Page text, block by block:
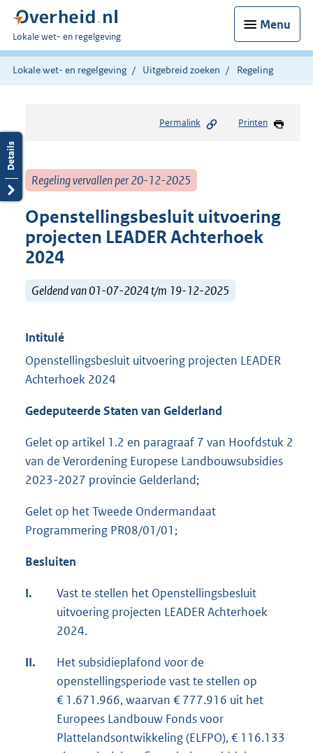
Menu
U
bent
hier:
Lokale wet- en regelgeving
Lokale wet- en regelgeving Uitgebreid zoeken Regeling
Permalink Printen
Regeling vervallen per 20-12-2025
Openstellingsbesluit uitvoering
projecten LEADER Achterhoek
2024
Geldend van 01-07-2024 t/m 19-12-2025
Intitulé
Openstellingsbesluit uitvoering projecten LEADER
Achterhoek 2024
Gedeputeerde Staten van Gelderland
Gelet op artikel 1.2 en paragraaf 7 van Hoofdstuk 2
van de Verordening Europese Landbouwsubsidies
2023-2027 provincie Gelderland;
Gelet op het Tweede Ondermandaat
Programmering PR08/01/01;
Besluiten
I.
Vast te stellen het Openstellingsbesluit
uitvoering projecten LEADER Achterhoek
2024.
II.
Het subsidieplafond voor de
openstellingsperiode vast te stellen op
€ 1.671.966, waarvan € 777.916 uit het
Europees Landbouw Fonds voor
Plattelandsontwikkeling (ELFPO), € 116.133